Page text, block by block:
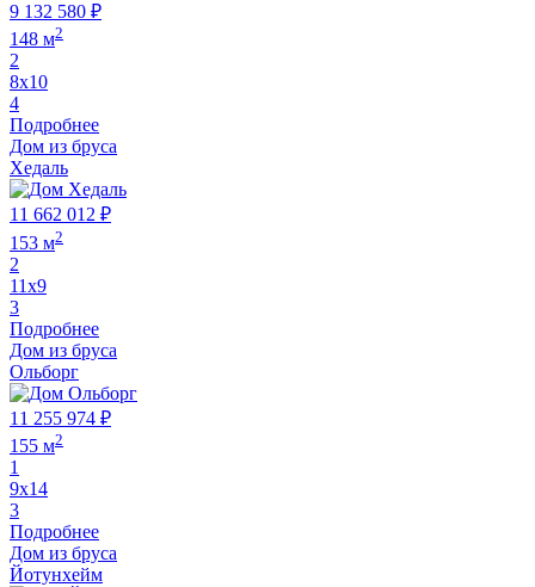
9 132 580 ₽
148 м2
2
8х10
4
Подробнее
Дом из бруса
Хедаль
11 662 012 ₽
153 м2
2
11х9
3
Подробнее
Дом из бруса
Ольборг
11 255 974 ₽
155 м2
1
9х14
3
Подробнее
Дом из бруса
Йотунхейм